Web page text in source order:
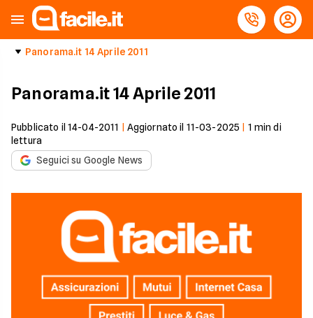
Panorama.it 14 Aprile 2011
Panorama.it 14 Aprile 2011
Pubblicato il 14-04-2011 Aggiornato il 11-03-2025 1 min di
lettura
Seguici su Google News